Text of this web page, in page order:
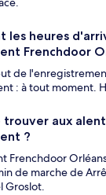
les heures
Frenchdoor
de
: à tout moment.
trouver aux
?
Frenchdoor
de marche de
Groslot.